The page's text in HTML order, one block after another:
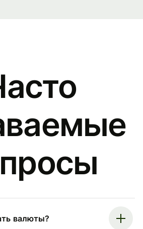
валюты?